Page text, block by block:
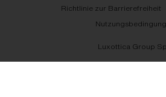
Richtlinie zur Barrierefreiheit
Luxottica Group